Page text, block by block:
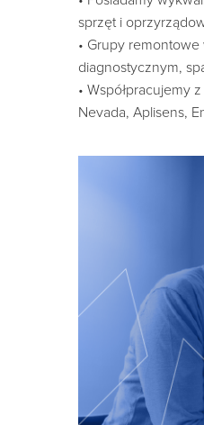
sprzęt i
• Grupy
diagnostycznym,
• Współpracujemy
Nevada, Aplisens,